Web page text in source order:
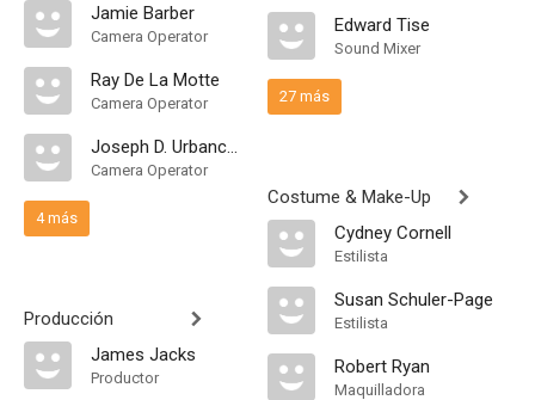
Jamie Barber
Camera Operator
Ray De La Motte
Camera Operator
Joseph D. Urbanczyk
Camera Operator
4 más
Producción
James Jacks
Productor
Edward Tise
Sound Mixer
27 más
Costume & Make-Up
Cydney Cornell
Estilista
Susan Schuler-Page
Estilista
Robert Ryan
Maquilladora